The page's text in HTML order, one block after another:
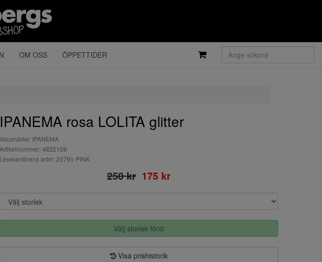
OM OSS ÖPPETTIDER
IPANEMA rosa LOLITA glitter
Varumärke: IPANEMA
Artikelnummer: 4822109
Leverantörens artnr: 20791-PINK
250 kr 175 kr
Välj storlek först
Visa prishistorik